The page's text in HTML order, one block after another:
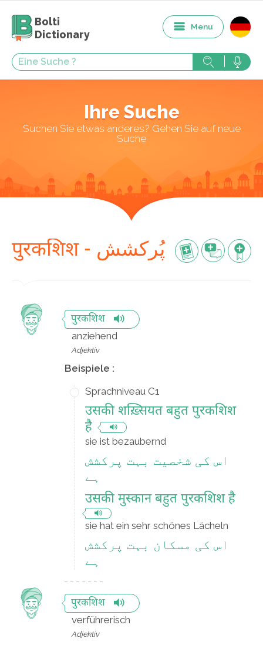
Bolti
Dictionary
Menu
Ihre Suche
Suchen Sie etwas anderes? Gehen Sie auf neue
Suche
पुरकशिश - پُرکشش
पुरकशिश
anziehend
Adjektiv
Beispiele :
Sprachniveau C1
उसकी शख़्सियत बहुत पुरकशिश
है
sie ist bezaubernd
اس کی شخصیت بہت پرکشش
ہے
उसकी मुस्कान बहुत पुरकशिश है
sie hat ein sehr schönes Lächeln
اس کی مسکان بہت پرکشش
ہے
पुरकशिश
verführerisch
Adjektiv